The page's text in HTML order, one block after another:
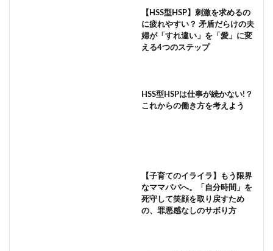
【HSS型HSP】刺激を求めるの
に疲れやすい？ 矛盾だらけの夫
婦が「すれ違い」を「愛」に変
える4つのステップ
HSS型HSPは仕事が続かない!？
これからの働き方を考えよう
【子育てのイライラ】もう限界
なママパパへ。「自分時間」を
死守して笑顔を取り戻すため
の、罪悪感なしのサボり方